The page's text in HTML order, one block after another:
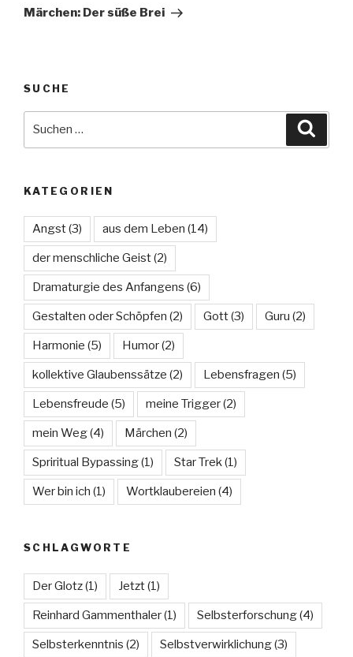
Beitrag
Märchen: Der süße Brei
SUCHE
KATEGORIEN
Angst(3) aus dem Leben (14)
der menschliche Geist(2)
Dramaturgie des Anfangens (6)
Gestalten oder Schöpfen (2) Gott(3) Guru (2)
Harmonie (5) Humor(2)
kollektive Glaubenssätze (2) Lebensfragen (5)
Lebensfreude (5) meine Trigger(2)
mein Weg(4) Märchen (2)
Spriritual Bypassing(1) Star Trek(1)
Wer bin ich (1) Wortklaubereien (4)
SCHLAGWORTE
Der Glotz(1) Jetzt(1)
Reinhard Gammenthaler(1) Selbsterforschung(4)
Selbsterkenntnis (2) Selbstverwirklichung(3)